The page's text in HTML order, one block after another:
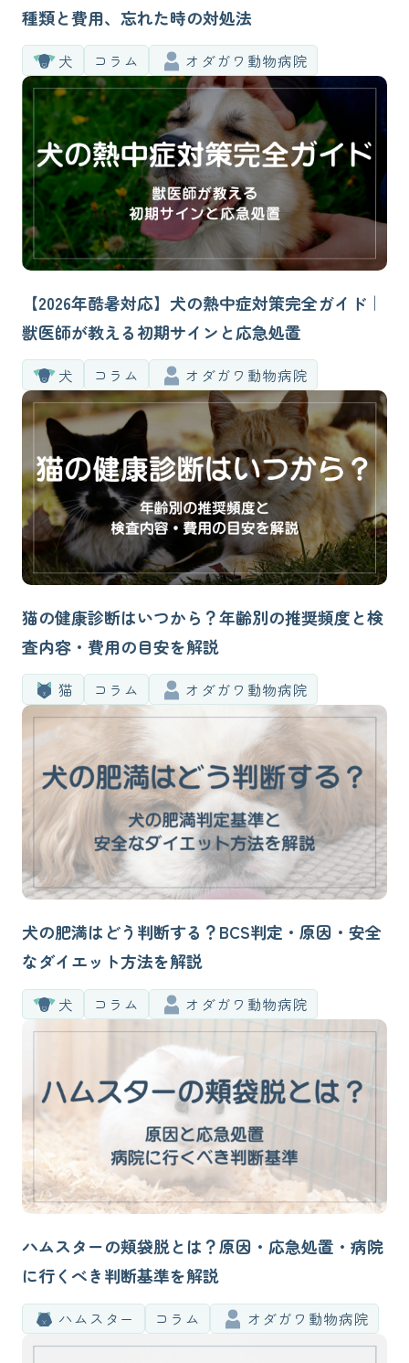
種類と費用、忘れた時の対処法
犬 コラム オダガワ動物病院
【2026年酷暑対応】犬の熱中症対策完全ガイド｜
獣医師が教える初期サインと応急処置
犬 コラム オダガワ動物病院
猫の健康診断はいつから？年齢別の推奨頻度と検
査内容・費用の目安を解説
猫 コラム オダガワ動物病院
犬の肥満はどう判断する？BCS判定・原因・安全
なダイエット方法を解説
犬 コラム オダガワ動物病院
ハムスターの頬袋脱とは？原因・応急処置・病院
に行くべき判断基準を解説
ハムスター コラム オダガワ動物病院